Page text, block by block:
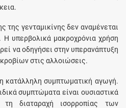
της γενταμικίνης δεν αναμένεται
υπερβολικά μακροχρόνια χρήση
να οδηγήσει στην υπερανάπτυξη
στις αλλοιώσεις.
η κατάλληλη συμπτωματική αγωγή.
συμπτώματα είναι ουσιαστικά
τη διαταραχή ισορροπίας των